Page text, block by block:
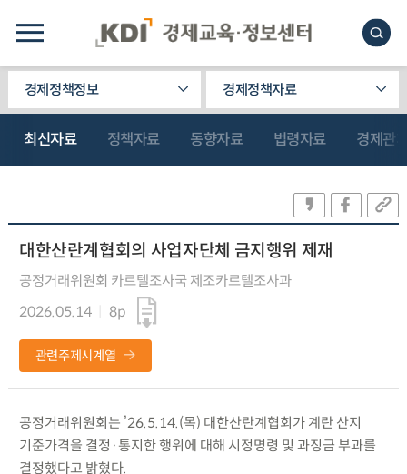
경제정책정보 경제정책자료
최신자료 정책자료 동향자료 법령자료 경제관
대한산란계협회의 사업자단체 금지행위 제재
공정거래위원회 카르텔조사국 제조카르텔조사과
2026.05.14
8p
관련주제시계열
공정거래위원회는 ’26.5.14.(목) 대한산란계협회가 계란 산지
기준가격을 결정·통지한 행위에 대해 시정명령 및 과징금 부과를
결정했다고 밝혔다.